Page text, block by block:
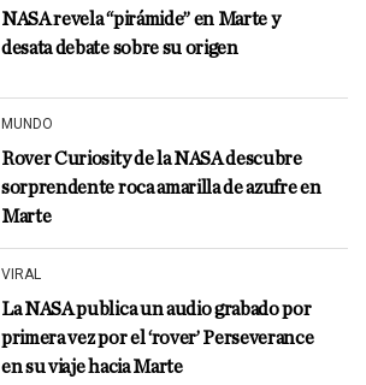
NASA revela “pirámide” en Marte y
desata debate sobre su origen
MUNDO
Rover Curiosity de la NASA descubre
sorprendente roca amarilla de azufre en
Marte
VIRAL
La NASA publica un audio grabado por
primera vez por el ‘rover’ Perseverance
en su viaje hacia Marte